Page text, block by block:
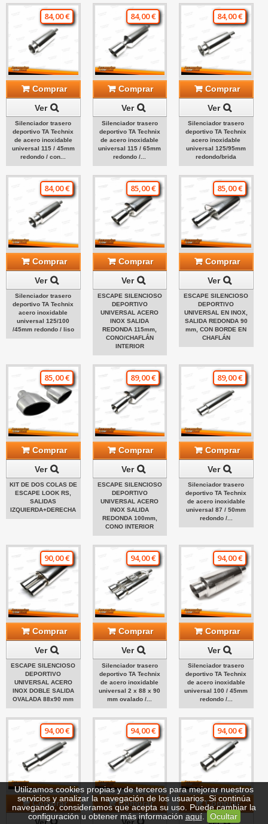
84,00 €
Comprar
Ver
Silenciador trasero
deportivo TA Technix
de acero inoxidable
universal 115 / 45mm
redondo / con...
84,00 €
Comprar
Ver
Silenciador trasero
deportivo TA Technix
de acero inoxidable
universal 115 / 65mm
redondo /...
84,00 €
Comprar
Ver
Silenciador trasero
deportivo TA Technix
acero inoxidable
universal 125/95mm
redondo/brida
84,00 €
Comprar
Ver
Silenciador trasero
deportivo TA Technix
acero inoxidable
universal 125/100
/45mm redondo / liso
85,00 €
Comprar
Ver
ESCAPE SILENCIOSO
DEPORTIVO
UNIVERSAL ACERO
INOX SALIDA
REDONDA 115mm,
CONO/CHAFLÁN
INTERIOR
85,00 €
Comprar
Ver
ESCAPE SILENCIOSO
DEPORTIVO
UNIVERSAL EN INOX,
SALIDA REDONDA 90
mm, CON BORDE EN
CHAFLÁN
85,00 €
Comprar
Ver
KIT DE DOS COLAS DE
ESCAPE LOOK RS,
SALIDAS
IZQUIERDA+DERECHA
89,00 €
Comprar
Ver
ESCAPE SILENCIOSO
DEPORTIVO
UNIVERSAL ACERO
INOX SALIDA
REDONDA 100mm,
CONO INTERIOR
89,00 €
Comprar
Ver
Silenciador trasero
deportivo TA Technix
de acero inoxidable
universal 87 / 50mm
redondo /...
90,00 €
Comprar
Ver
ESCAPE SILENCIOSO
DEPORTIVO
UNIVERSAL ACERO
INOX DOBLE SALIDA
OVALADA 88x90 mm
94,00 €
Comprar
Ver
Silenciador trasero
deportivo TA Technix
de acero inoxidable
universal 2 x 88 x 90
mm ovalado /...
94,00 €
Comprar
Ver
Silenciador trasero
deportivo TA Technix
de acero inoxidable
universal 100 / 45mm
redondo /...
94,00 €
Comprar
94,00 €
Comprar
94,00 €
Comprar
Utilizamos cookies propias y de terceros para mejorar nuestros
servicios y analizar la navegación de los usuarios. Si continúa
navegando, consideramos que acepta su uso. Puede cambiar la
configuración u obtener más información aquí. Ocultar